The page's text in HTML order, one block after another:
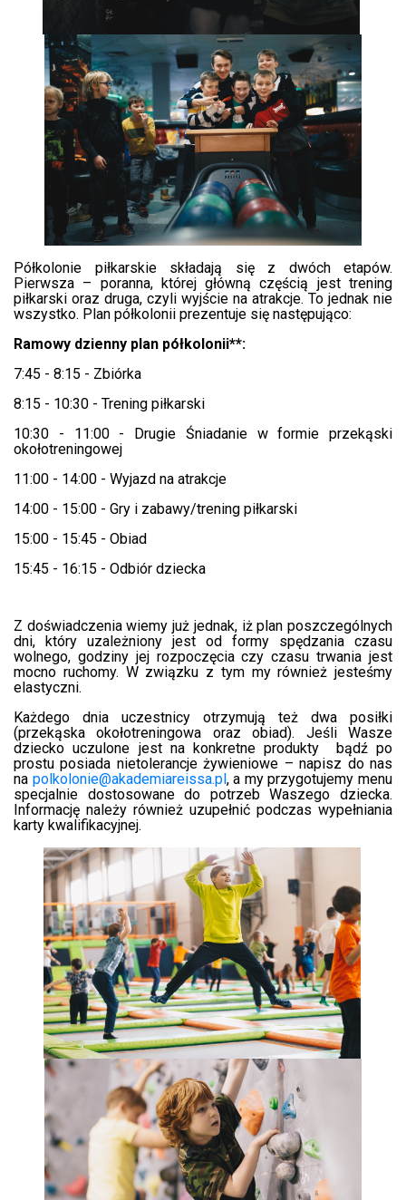
Półkolonie piłkarskie składają się z dwóch etapów.
Pierwsza – poranna, której główną częścią jest trening
piłkarski oraz druga, czyli wyjście na atrakcje. To jednak nie
wszystko. Plan półkolonii prezentuje się następująco:
Ramowy dzienny plan półkolonii**:
7:45 - 8:15 - Zbiórka
8:15 - 10:30 - Trening piłkarski
10:30 - 11:00 - Drugie Śniadanie w formie przekąski
okołotreningowej
11:00 - 14:00 - Wyjazd na atrakcje
14:00 - 15:00 - Gry i zabawy/trening piłkarski
15:00 - 15:45 - Obiad
15:45 - 16:15 - Odbiór dziecka
Z doświadczenia wiemy już jednak, iż plan poszczególnych
dni, który uzależniony jest od formy spędzania czasu
wolnego, godziny jej rozpoczęcia czy czasu trwania jest
mocno ruchomy. W związku z tym my również jesteśmy
elastyczni.
Każdego dnia uczestnicy otrzymują też dwa posiłki
(przekąska okołotreningowa oraz obiad). Jeśli Wasze
dziecko uczulone jest na konkretne produkty bądź po
prostu posiada nietolerancje żywieniowe – napisz do nas
na polkolonie@akademiareissa.pl, a my przygotujemy menu
specjalnie dostosowane do potrzeb Waszego dziecka.
Informację należy również uzupełnić podczas wypełniania
karty kwalifikacyjnej.